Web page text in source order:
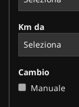
Km da
Cambio
Manuale